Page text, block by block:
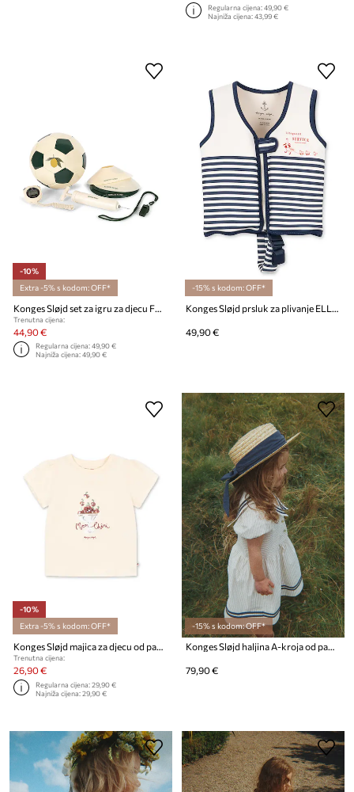
Regularna cijena:49,90 €
Najniža cijena:43,99 €
-10%
Extra -5% s kodom: OFF*
Trenutna cijena:
44,90 €
Regularna cijena:49,90 €
Najniža cijena:49,90 €
-15% s kodom: OFF*
49,90 €
-10%
Extra -5% s kodom: OFF*
Konges Sløjd majica za djecu od pamuka FAMO PUFF TEE GOTS
Trenutna cijena:
26,90 €
Regularna cijena:29,90 €
Najniža cijena:29,90 €
-15% s kodom: OFF*
Konges Sløjd haljina A-kroja od pamuka ALLIE SAILOR DRESS GOTS
79,90 €